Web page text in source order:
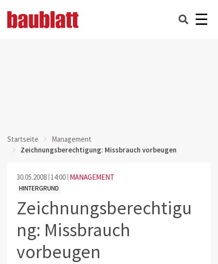
Startseite
Management
Zeichnungsberechtigung: Missbrauch vorbeugen
30.05.2008 14:00 MANAGEMENT
HINTERGRUND
Zeichnungsberechtigu
ng: Missbrauch
vorbeugen